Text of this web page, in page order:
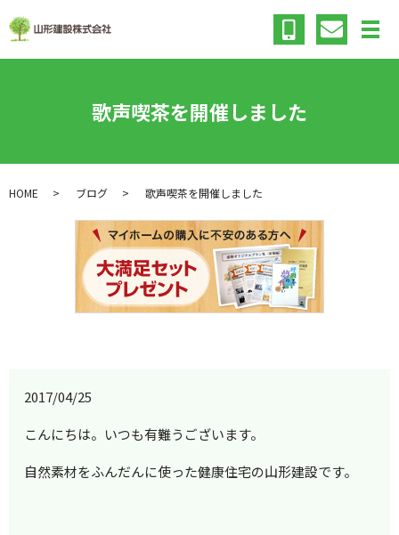
メ
歌声喫茶を開催しました
HOME ブログ 歌声喫茶を開催しました
2017/04/25
こんにちは。いつも有難うございます。
自然素材をふんだんに使った健康住宅の山形建設です。